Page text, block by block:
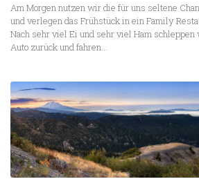
Am Morgen nutzen wir die für uns seltene
und verlegen das Frühstück in ein Family
Nach sehr viel Ei und sehr viel Ham
Auto zurück und fahren...